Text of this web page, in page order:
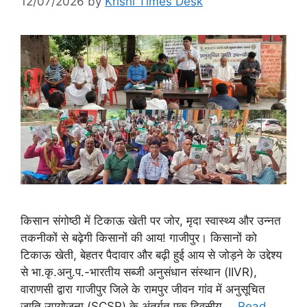
किसान संगोष्ठी में टिकाऊ खेती पर जोर, मृदा स्वास्थ्य और उन्नत
तकनीकों से बढ़ेगी किसानों की आय! गाजीपुर। किसानों को
टिकाऊ खेती, बेहतर पैदावार और बढ़ी हुई आय से जोड़ने के उद्देश्य
से भा.कृ.अनु.प.-भारतीय सब्जी अनुसंधान संस्थान (IIVR),
वाराणसी द्वारा गाजीपुर जिले के रामपुर जीवन गांव में अनुसूचित